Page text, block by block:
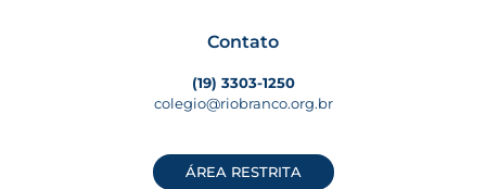
Contato
(19) 3303-1250
colegio@riobranco.org.br
ÁREA RESTRITA